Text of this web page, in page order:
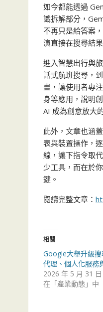
如今都能透過
識拆解部分，
不再只是給答案
演直接在搜尋結
進入智慧出行與
話式航班搜尋，
畫，讓使用者專
身等應用，說明
AI 成為創意放大
此外，文章也涵
表與裝置操作，
線，讓下指令取
少工具，而在於
鍵。
閱讀完整文章：
相關
Google大舉升級
代理、個人化服務
2026 年 5 月 31 日
在「產業動態」中